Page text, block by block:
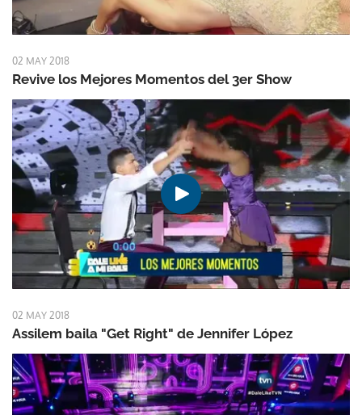
02 MAY 2018
Revive los Mejores Momentos del 3er Show
02 MAY 2018
Assilem baila "Get Right" de Jennifer López